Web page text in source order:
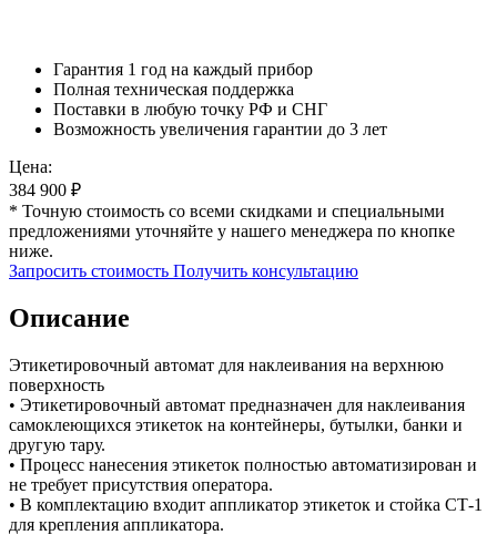
Гарантия 1 год на каждый прибор
Полная техническая поддержка
Поставки в любую точку РФ и СНГ
Возможность увеличения гарантии до 3 лет
Цена:
384 900 ₽
* Точную стоимость со всеми скидками и специальными
предложениями уточняйте у нашего менеджера по кнопке
ниже.
Запросить стоимость Получить консультацию
Описание
Этикетировочный автомат для наклеивания на верхнюю
поверхность
• Этикетировочный автомат предназначен для наклеивания
самоклеющихся этикеток на контейнеры, бутылки, банки и
другую тару.
• Процесс нанесения этикеток полностью автоматизирован и
не требует присутствия оператора.
• В комплектацию входит аппликатор этикеток и стойка СТ-1
для крепления аппликатора.